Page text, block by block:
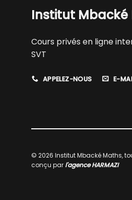
Institut Mbacké
Cours privés en ligne
SVT
APPELEZ-NOUS E-
© 2026 Institut Mbacké Maths,
conçu par l'agence HARMAZI